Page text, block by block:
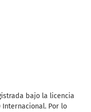
bajo la licencia
Internacional. Por lo